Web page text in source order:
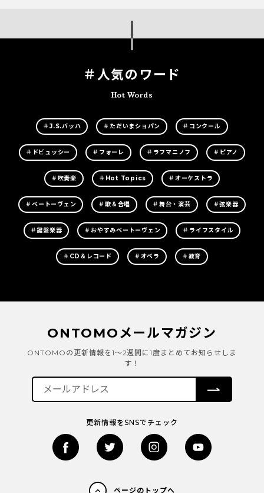
＃人気のワード
Hot Words
＃J.S.バッハ ＃ただいまショパン ＃コンクール
＃ドビュッシー ＃フォーレ ＃ラフマニノフ ＃ピアノ
＃吹奏楽 ＃Hot Topics ＃オーケストラ
＃ベートーヴェン ＃歌＆合唱 ＃舞台・演芸 ＃弦楽器
＃鍵盤楽器 ＃おやすみベートーヴェン ＃ライフスタイル
＃CD＆レコード ＃オペラ ＃教育
ONTOMOメールマガジン
ONTOMOの更新情報を1～2週間に1度まとめてお知らせしま
す！
更新情報をSNSでチェック
ページのトップへ